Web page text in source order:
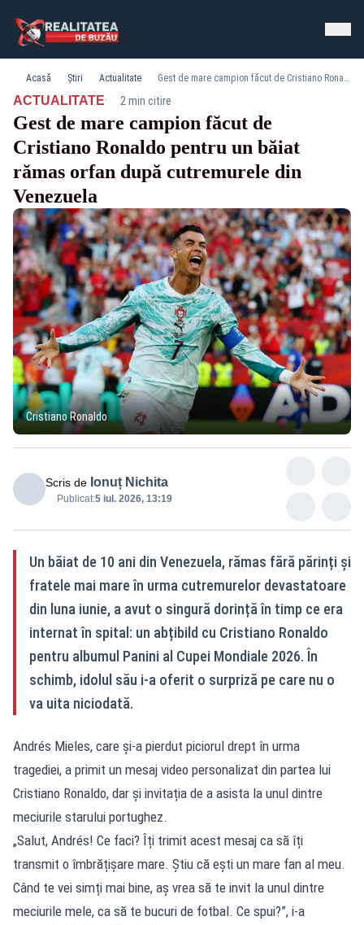
Acasă Știri Actualitate Gest de mare campion făcut de Cristiano Ronaldo pentru un băiat rămas orfan după cutremurele din Venezuela
ACTUALITATE· 2 min citire
Gest de mare campion făcut de
Cristiano Ronaldo pentru un băiat
rămas orfan după cutremurele din
Venezuela
Cristiano Ronaldo
Scris de Ionuț Nichita
Publicat:5 iul. 2026, 13:19
Un băiat de 10 ani din Venezuela, rămas fără părinți și
fratele mai mare în urma cutremurelor devastatoare
din luna iunie, a avut o singură dorință în timp ce era
internat în spital: un abțibild cu Cristiano Ronaldo
pentru albumul Panini al Cupei Mondiale 2026. În
schimb, idolul său i-a oferit o surpriză pe care nu o
va uita niciodată.
Andrés Mieles, care și-a pierdut piciorul drept în urma
tragediei, a primit un mesaj video personalizat din partea lui
Cristiano Ronaldo, dar și invitația de a asista la unul dintre
meciurile starului portughez.
„Salut, Andrés! Ce faci? Îți trimit acest mesaj ca să îți
transmit o îmbrățișare mare. Știu că ești un mare fan al meu.
Când te vei simți mai bine, aș vrea să te invit la unul dintre
meciurile mele, ca să te bucuri de fotbal. Ce spui?”, i-a